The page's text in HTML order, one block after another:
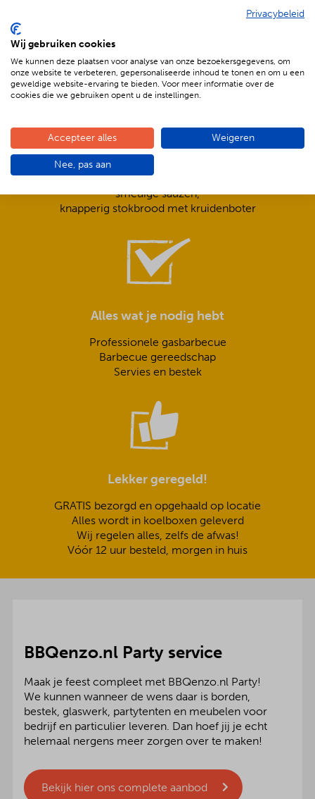
De voordelen van BBQenzo.nl
Compleet is ook écht compleet!
Frisse salades,
smeuïge sauzen,
knapperig stokbrood met kruidenboter
Alles wat je nodig hebt
Professionele gasbarbecue
Barbecue gereedschap
Servies en bestek
Lekker geregeld!
GRATIS bezorgd en opgehaald op locatie
Alles wordt in koelboxen geleverd
Wij regelen alles, zelfs de afwas!
Vóór 12 uur besteld, morgen in huis
BBQenzo.nl Party service
Maak je feest compleet met BBQenzo.nl Party!
We kunnen wanneer de wens daar is borden,
bestek, glaswerk, partytenten en meubelen voor
bedrijf en particulier leveren. Dan hoef jij je echt
helemaal nergens meer zorgen over te maken!
Bekijk hier ons complete aanbod
Privacybeleid
Wij gebruiken cookies
We kunnen deze plaatsen voor analyse van onze bezoekersgegevens, om
onze website te verbeteren, gepersonaliseerde inhoud te tonen en om u een
geweldige website-ervaring te bieden. Voor meer informatie over de
cookies die we gebruiken opent u de instellingen.
Accepteer alles Weigeren
Nee, pas aan